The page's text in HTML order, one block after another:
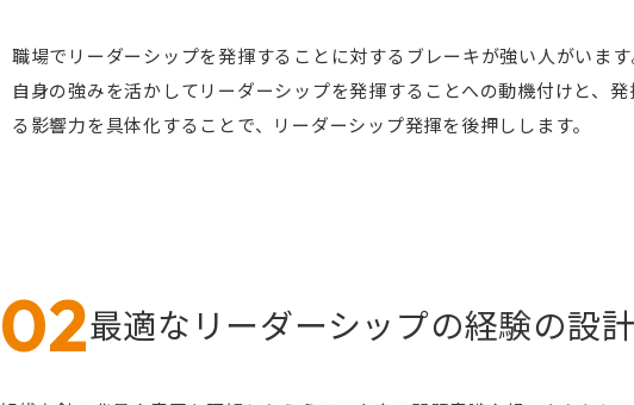
職場でリーダーシップを発揮することに対するブレーキが強い人がいます
自身の強みを活かしてリーダーシップを発揮することへの動機付けと、発
る影響力を具体化することで、リーダーシップ発揮を後押しします。
最適なリーダーシップの経験の設計